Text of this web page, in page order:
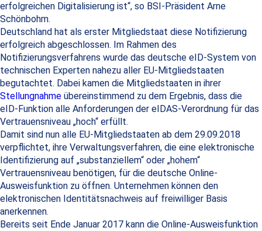
erfolgreichen Digitalisierung ist“, so BSI-Präsident Arne
Schönbohm.
Deutschland hat als erster Mitgliedstaat diese Notifizierung
erfolgreich abgeschlossen. Im Rahmen des
Notifizierungsverfahrens wurde das deutsche eID-System von
technischen Experten nahezu aller EU-Mitgliedstaaten
begutachtet. Dabei kamen die Mitgliedstaaten in ihrer
Stellungnahme übereinstimmend zu dem Ergebnis, dass die
eID-Funktion alle Anforderungen der eIDAS-Verordnung für das
Vertrauensniveau „hoch“ erfüllt.
Damit sind nun alle EU-Mitgliedstaaten ab dem 29.09.2018
verpflichtet, ihre Verwaltungsverfahren, die eine elektronische
Identifizierung auf „substanziellem“ oder „hohem“
Vertrauensniveau benötigen, für die deutsche Online-
Ausweisfunktion zu öffnen. Unternehmen können den
elektronischen Identitätsnachweis auf freiwilliger Basis
anerkennen.
Bereits seit Ende Januar 2017 kann die Online-Ausweisfunktion